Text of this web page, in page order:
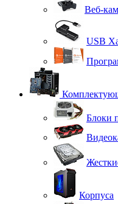
Веб-
USB
Блоки
Корпуса